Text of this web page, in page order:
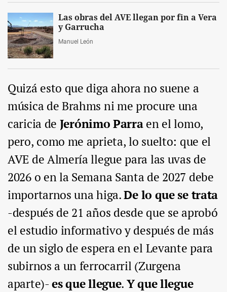
Las obras del AVE llegan por fin a Vera
y Garrucha
Manuel León
Quizá esto que diga ahora no suene a
música de Brahms ni me procure una
caricia de Jerónimo Parraen el lomo,
pero, como me aprieta, lo suelto: que el
AVE de Almería llegue para las uvas de
2026 o en la Semana Santa de 2027 debe
importarnos una higa.De lo que se trata
-después de 21 años desde que se aprobó
el estudio informativo y después de más
de un siglo de espera en el Levante para
subirnos a un ferrocarril (Zurgena
aparte)-es que llegue.Y que llegue